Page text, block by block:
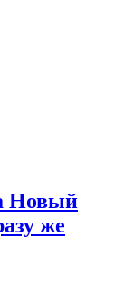
Новый
же